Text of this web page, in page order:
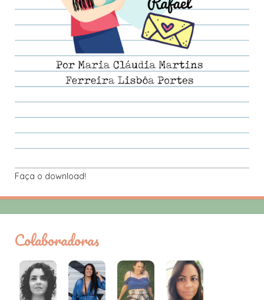
Faça o download!
Colaboradoras